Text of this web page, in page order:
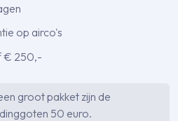
op airco's
€ 250,-
groot pakket zijn de
50 euro.